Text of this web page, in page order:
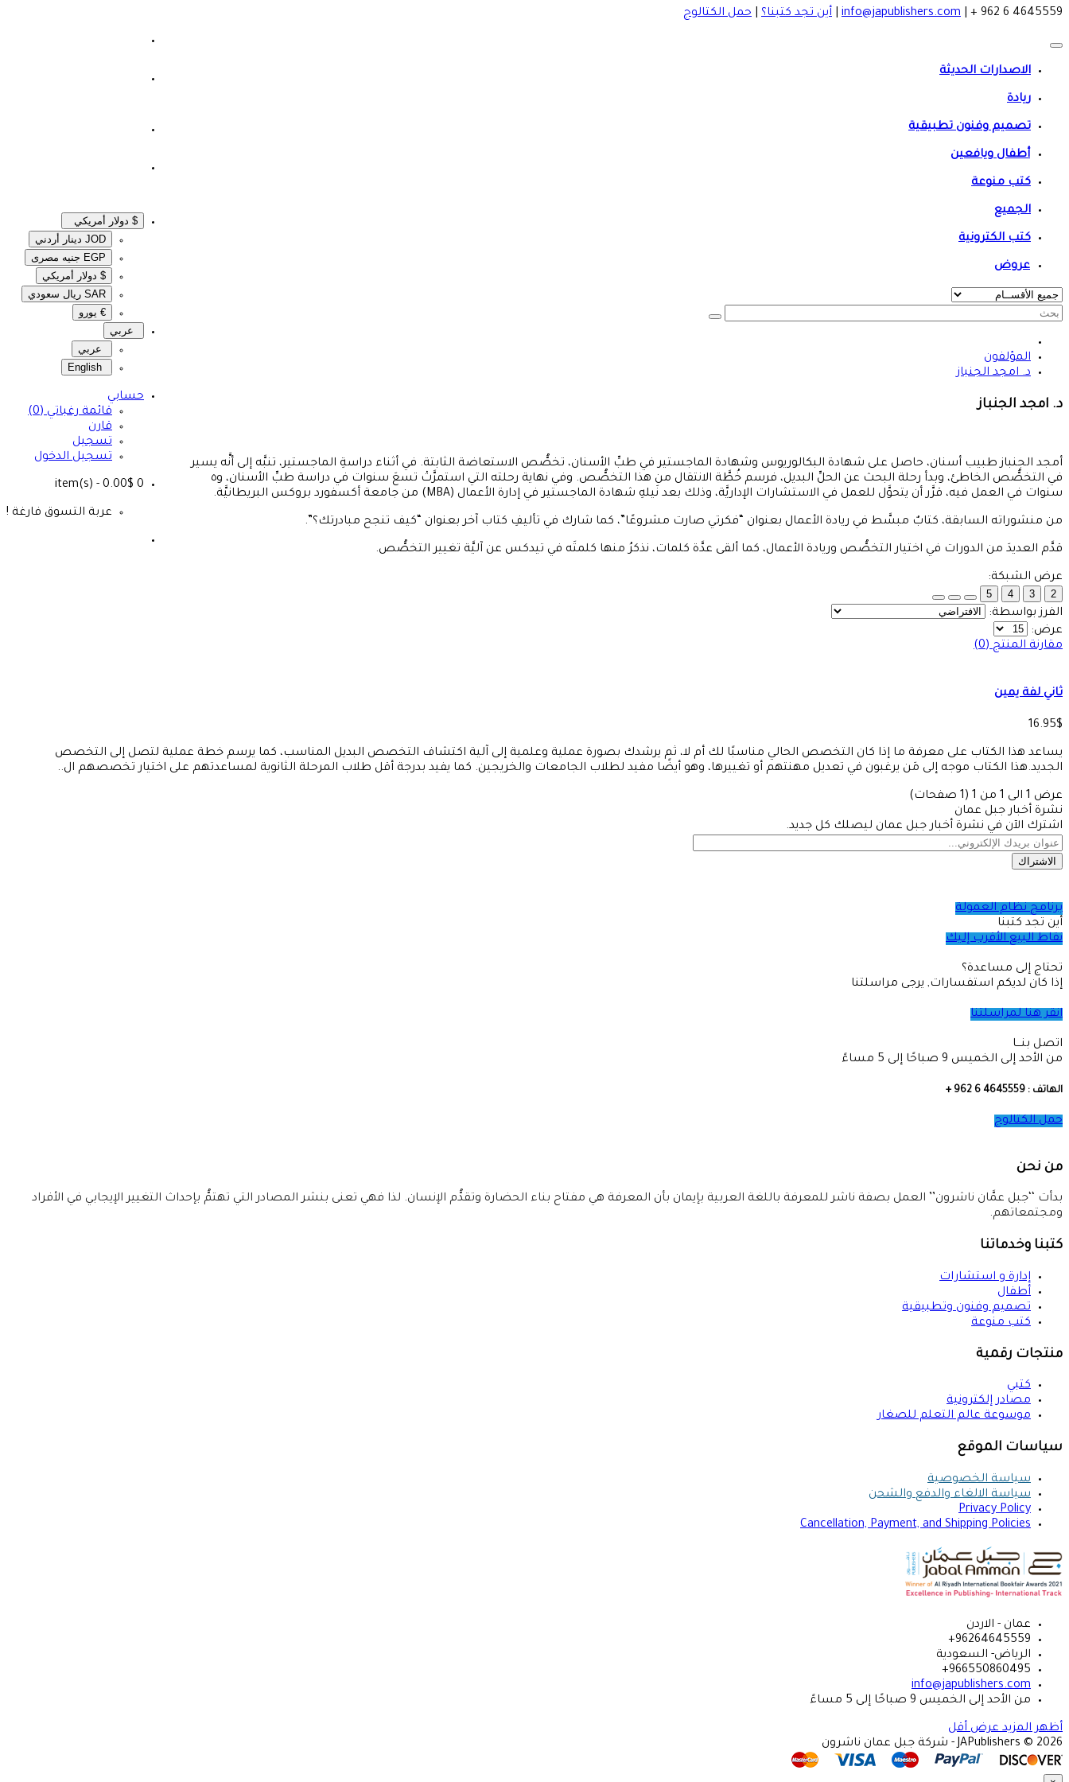
4645559 6 962 +
info@japublishers.com أين تجد كتبنا؟ حمل الكتالوج
$ دولار أمريكي
JOD دينار أردني
EGP جنيه مصرى‎
$ دولار أمريكي
SAR ريال سعودي
€ يورو
عربي
عربي
حسابي
قائمة رغباتي (0)
قارن
تسجيل
تسجيل الدخول
0
- 0.00$
عربة التسوق فارغة !
الاصدارات الحديثة
ريادة
تصميم وفنون تطبيقية
أطفال ويافعين
كتب منوعة
الجميع
كتب الكترونية
عروض
المؤلفون
د. امجد الجنباز
د. امجد الجنباز
أمجد الجنباز طبيب أسنان، حاصل على شهادة البكالوريوس وشهادة الماجستير في طبِّ الأسنان، تخصُّص الاستعاضة الثابتة. في أثناء دراسةِ الماجستير، تنبَّه إلى أنَّه يسير
في التخصُّص الخاطئ، وبدأ رحلة البحث عن الحلِّ البديل، فرسم خُطَّة الانتقال من هذا التخصُّص. وفي نهاية رحلته التي استمرَّتْ تسعَ سنوات في دراسة طبِّ الأسنان، و٥
سنوات في العمل فيه، قرَّر أن يتحوَّل للعمل في الاستشارات الإداريَّة، وذلك بعد نَيلهِ شهادة الماجستير في إدارة الأعمال (MBA) من جامعة أكسفورد بروكس البريطانيَّة.
من منشوراته السابقة، كتابٌ مبسَّط في ريادة الأعمال بعنوان “فكرتي صارت مشروعًا”، كما شارك في تأليفِ كتاب آخر بعنوان “كيف تنجح مبادرتك؟”.
قدَّم العديدَ من الدورات في اختيار التخصُّص وريادة الأعمال، كما ألقى عدَّة كلمات، نذكرُ منها كلمتَه في تيدكس عن آليَّة تغيير التخصُّص.
عرض الشبكة:
2
3
4
5
الفرز بواسطة:
عرض:
مقارنة المنتج (0)
ثاني لفة يمين
16.95$
يساعد هذا الكتاب على معرفة ما إذا كان التخصص الحالي مناسبًا لك أم لا، ثم يرشدك بصورة عملية وعلمية إلى آلية اكتشاف التخصص البديل المناسب، كما يرسم خطة عملية لتصل إلى التخصص
الجديد.هذا الكتاب موجه إلى مَن يرغبون في تعديل مهنتهم أو تغييرها، وهو أيضًا مفيد لطلاب الجامعات والخريجين. كما يفيد بدرجة أقل طلاب المرحلة الثانوية لمساعدتهم على اختيار تخصصهم ال..
عرض 1 الى 1 من 1 (1 صفحات)
نشرة أخبار جبل عمان
اشترك الآن في نشرة أخبار جبل عمان ليصلك كل جديد.
الاشتراك
برنامج نظام العمولة
أين تجد كتبنا
نقاط البيع الأقرب إليك
تحتاج إلى مساعدة؟
إذا كان لديكم استفسارات, يرجى مراسلتنا
انقر هنا لمراسلتنا
اتصل بنـــا
من الأحد إلى الخميس 9 صباحًا إلى 5 مساءً
الهاتف : 4645559 6 962 +
حمل الكتالوج
من نحن
بدأت ‘‘جبل عمَّان ناشرون’’ العمل بصفة ناشر للمعرفة باللغة العربية بإيمان بأن المعرفة هي مفتاح بناء الحضارة وتقدُّم الإنسان. لذا فهي تعنى بنشر المصادر التي تهتمُّ بإحداث التغيير الإيجابي في الأفراد
ومجتمعاتهم.
كتبنا وخدماتنا
إدارة و استشارات
أطفال
تصميم وفنون وتطبيقية
كتب منوعة
منتجات رقمية
كتبي
مصادر إلكترونية
موسوعة عالم التعلم للصغار
سياسات الموقع
سياسة الخصوصية
سياسة الالغاء والدفع والشحن
Privacy Policy
Cancellation, Payment, and Shipping Policies
عمان - الاردن
96264645559+
الرياض- السعودية
966550860495+
info@japublishers.com
من الأحد إلى الخميس 9 صباحًا إلى 5 مساءً
أظهر المزيدعرض أقل
JAPublishers © 2026 - شركة جبل عمان ناشرون